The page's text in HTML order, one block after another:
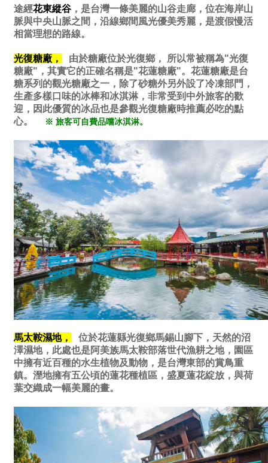
途經花東縱谷，是台灣一條美麗的山谷走廊，位在海岸山
脈與中央山脈之間，沿線鄉間風光優美秀麗，是渡假慢活
相當理想的路線。
光復糖廠，
由於糖廠位於光復鄉， 所以常被稱為"光復
糖廠"，其實它的正確名稱是"花蓮糖廠"。花蓮糖廠是台
糖系列的觀光糖廠之一，除了砂糖外另外設了冷凍部門，
生產多樣口味的冰棒和冰淇淋，非常受到中外旅客的歡
迎，因此優質的冰品也是參觀光復糖廠時推薦必吃的點
心。
※ 旅客可自費品嚐冰淇淋。
馬太鞍濕地，
位於花蓮縣光復鄉馬錫山腳下，天然的沼
澤濕地，此處也是阿美族馬太鞍部落世代漁耕之地，園區
中擁有近百種的水生植物及動物，是台灣東部的賞鳥重
鎮。溼地擁有五公頃的蓮花種植區，盛夏蓮花綻放，與荷
葉交織成一幅美麗的畫。